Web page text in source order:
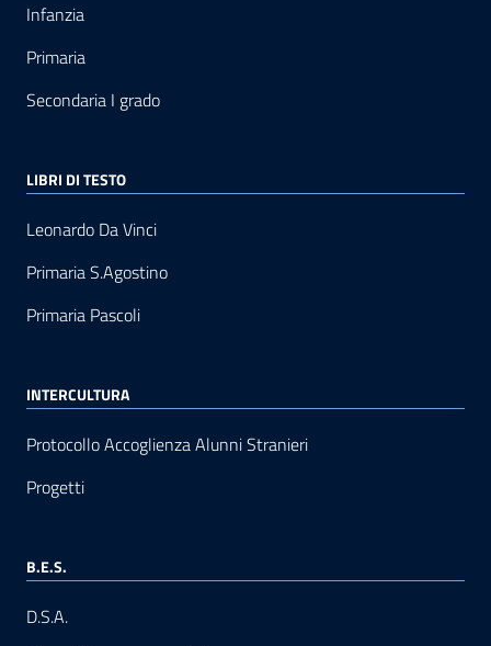
Infanzia
Primaria
Secondaria I grado
LIBRI DI TESTO
Leonardo Da Vinci
Primaria S.Agostino
Primaria Pascoli
INTERCULTURA
Protocollo Accoglienza Alunni Stranieri
Progetti
B.E.S.
D.S.A.